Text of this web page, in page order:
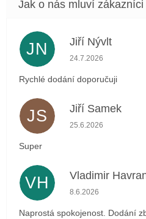
JN Jiří Nývlt
Hodnocení
24.7.2026
Rychlé dodání doporučuji
JS Jiří Samek
Hodnocení
25.6.2026
Super
VH Vladimir
Hodnocení
8.6.2026
Naprostá spokojenost. Dodání